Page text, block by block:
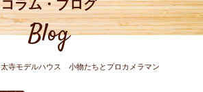
コラム・ブログ
Blog
太寺モデルハウス 小物たちとプロカメラマン